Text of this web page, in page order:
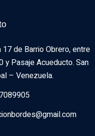
17 de Barrio Obrero, entre
y Pasaje Acueducto. San
– Venezuela.